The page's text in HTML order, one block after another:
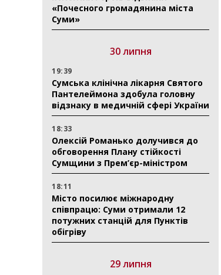
«Почесного громадянина міста
Суми»
30 липня
19:39
Сумська клінічна лікарня Святого
Пантелеймона здобула головну
відзнаку в медичній сфері України
18:33
Олексій Романько долучився до
обговорення Плану стійкості
Сумщини з Прем’єр-міністром
18:11
Місто посилює міжнародну
співпрацю: Суми отримали 12
потужних станцій для Пунктів
обігріву
29 липня